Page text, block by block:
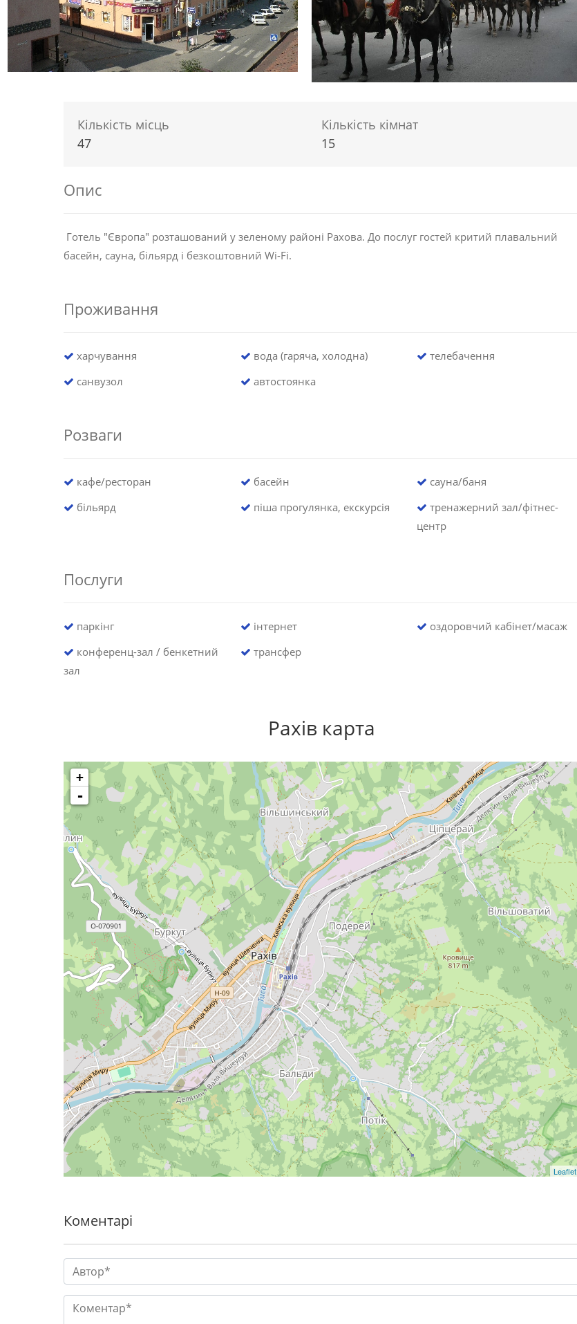
Кількість місць
47
Кількість кімнат
15
Опис
Готель "Європа" розташований у зеленому районі Рахова. До послуг гостей критий плавальний
басейн, сауна, більярд і безкоштовний Wi-Fi.
Проживання
харчування вода (гаряча, холодна)
телебачення
санвузол
автостоянка
Розваги
кафе/ресторан басейн
сауна/баня
більярд
піша прогулянка, екскурсія
тренажерний зал/фітнес-
центр
Послуги
паркінг інтернет
оздоровчий кабінет/масаж
конференц-зал / бенкетний
зал
трансфер
Рахів карта
+
-
Leaflet
Коментарі